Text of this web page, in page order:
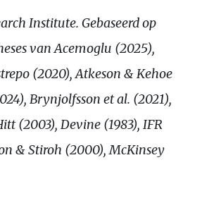
Institute. Gebaseerd op
van Acemoglu (2025),
(2020), Atkeson &Kehoe
Brynjolfsson et al. (2021),
(2003), Devine (1983), IFR
&Stiroh (2000), McKinsey